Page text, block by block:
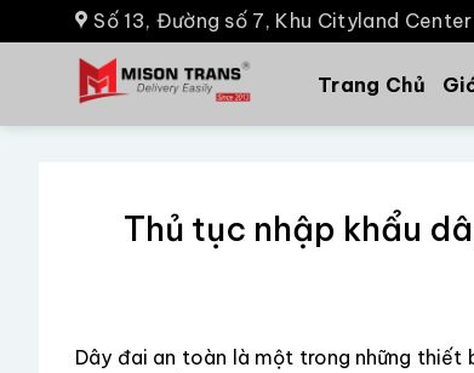
Số 13, Đường số 7, Khu Cityland
Trang Chủ
Thủ tục nhập khẩu
Dây đai an toàn là một trong những